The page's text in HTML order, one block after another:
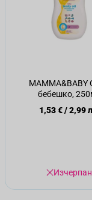
MAMMA&BABY
бебешко,
1,53 €/2,99
Изчерпан